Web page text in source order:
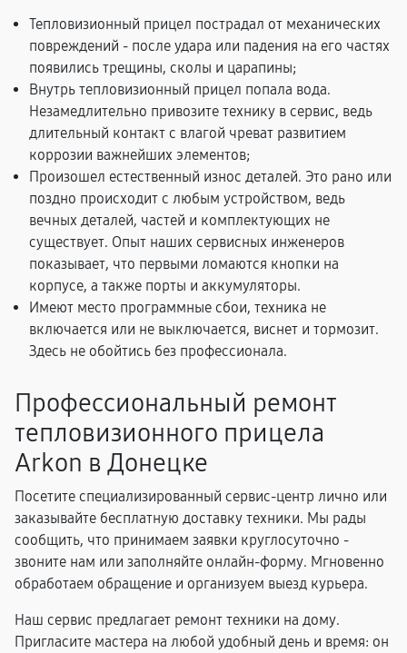
Тепловизионный прицел пострадал от механических
повреждений - после удара или падения на его частях
появились трещины, сколы и царапины;
Внутрь тепловизионный прицел попала вода.
Незамедлительно привозите технику в сервис, ведь
длительный контакт с влагой чреват развитием
коррозии важнейших элементов;
Произошел естественный износ деталей. Это рано или
поздно происходит с любым устройством, ведь
вечных деталей, частей и комплектующих не
существует. Опыт наших сервисных инженеров
показывает, что первыми ломаются кнопки на
корпусе, а также порты и аккумуляторы.
Имеют место программные сбои, техника не
включается или не выключается, виснет и тормозит.
Здесь не обойтись без профессионала.
Профессиональный ремонт
тепловизионного прицела
Arkon в Донецке
Посетите специализированный сервис-центр лично или
заказывайте бесплатную доставку техники. Мы рады
сообщить, что принимаем заявки круглосуточно -
звоните нам или заполняйте онлайн-форму. Мгновенно
обработаем обращение и организуем выезд курьера.
Наш сервис предлагает ремонт техники на дому.
Пригласите мастера на любой удобный день и время: он